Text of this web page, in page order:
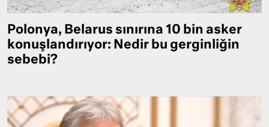
Polonya, Belarus sınırına 10 bin asker
konuşlandırıyor: Nedir bu gerginliğin
sebebi?